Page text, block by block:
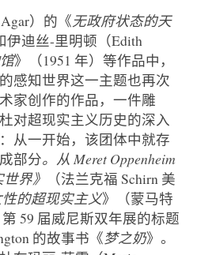
）的《无政府状态的天
伊迪丝-里明顿（Edith
》（1951 年）等作品中，
感知世界这一主题也再次
家创作的作品，一件雕
对超现实主义历史的深入
从一开始，该团体中就存
部分。从 Meret Oppenheim
界》
（法兰克福 Schirn 美
的超现实主义》（蒙马特
59 届威尼斯双年展的标题
的故事书《梦之奶》。